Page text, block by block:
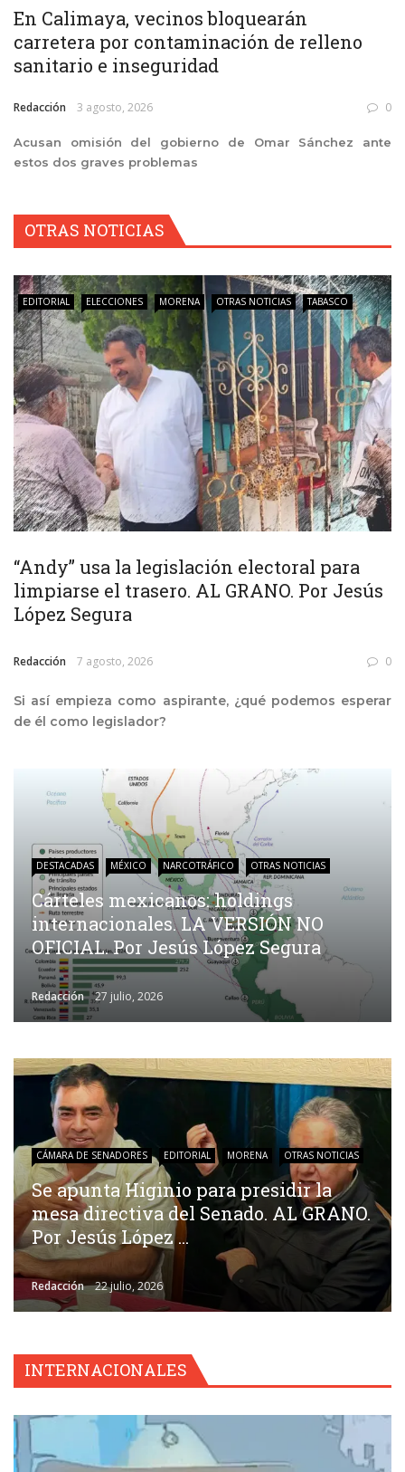
En Calimaya, vecinos bloquearán
carretera por contaminación de relleno
sanitario e inseguridad
Redacción 3 agosto, 2026 0
Acusan omisión del gobierno de Omar Sánchez ante
estos dos graves problemas
OTRAS NOTICIAS
EDITORIAL ELECCIONES MORENA OTRAS NOTICIAS TABASCO
“Andy” usa la legislación electoral para
limpiarse el trasero. AL GRANO. Por Jesús
López Segura
Redacción 7 agosto, 2026 0
Si así empieza como aspirante, ¿qué podemos esperar
de él como legislador?
DESTACADAS MÉXICO NARCOTRÁFICO OTRAS NOTICIAS
Cárteles mexicanos: holdings
internacionales. LA VERSIÓN NO
OFICIAL. Por Jesús López Segura
Redacción 27 julio, 2026
CÁMARA DE SENADORES EDITORIAL MORENA OTRAS NOTICIAS
Se apunta Higinio para presidir la
mesa directiva del Senado. AL GRANO.
Por Jesús López ...
Redacción 22 julio, 2026
INTERNACIONALES